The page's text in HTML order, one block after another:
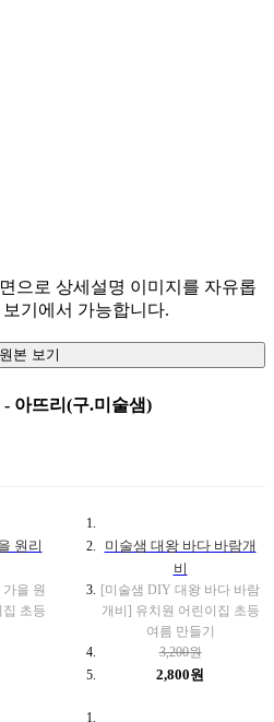
으로 상세설명 이미지를 자유롭
기에서 가능합니다.
원본 보기
아뜨리(구.미술샘)
원리
을 원
초등
미술샘 대왕 바다 바람개
비
[미술샘 DIY 대왕 바다 바람
개비] 유치원 어린이집 초등
여름 만들기
3,200원
2,800원